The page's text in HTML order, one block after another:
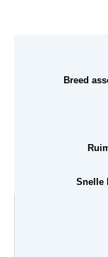
Breed
Snelle